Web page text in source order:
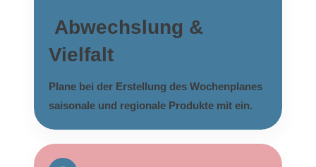
Abwechslung &
Vielfalt
Plane bei der Erstellung des Wochenplanes
saisonale und regionale Produkte mit ein.